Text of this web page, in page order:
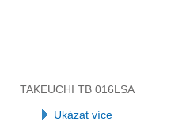
TAKEUCHI TB 016LSA
Ukázat více